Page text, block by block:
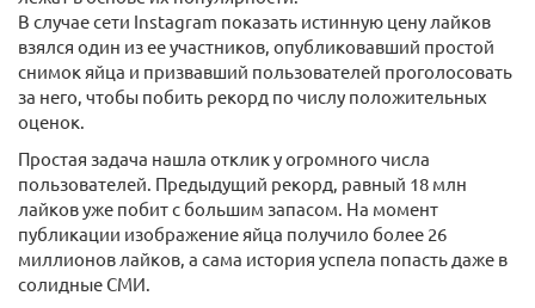
В случае сети Instagram показать истинную цену лайков
взялся один из ее участников, опубликовавший простой
снимок яйца и призвавший пользователей проголосовать
за него, чтобы побить рекорд по числу положительных
оценок.
Простая задача нашла отклик у огромного числа
пользователей. Предыдущий рекорд, равный 18 млн
лайков уже побит с большим запасом. На момент
публикации изображение яйца получило более 26
миллионов лайков, а сама история успела попасть даже в
солидные СМИ.